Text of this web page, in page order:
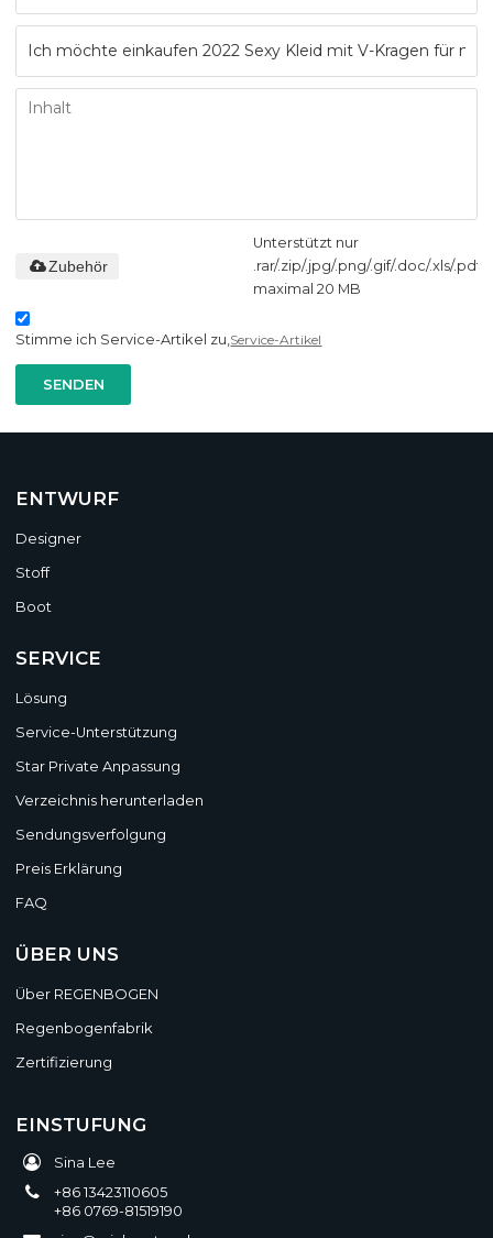
Unterstützt nur
.rar/.zip/.jpg/.png/.gif/.doc/.xls/.pdf,
maximal 20 MB
Zubehör
Stimme ich Service-Artikel zu,Service-Artikel
SENDEN
ENTWURF
Designer
Stoff
Boot
SERVICE
Lösung
Service-Unterstützung
Star Private Anpassung
Verzeichnis herunterladen
Sendungsverfolgung
Preis Erklärung
FAQ
ÜBER UNS
Über REGENBOGEN
Regenbogenfabrik
Zertifizierung
EINSTUFUNG
Sina Lee
+86 13423110605
+86 0769-81519190